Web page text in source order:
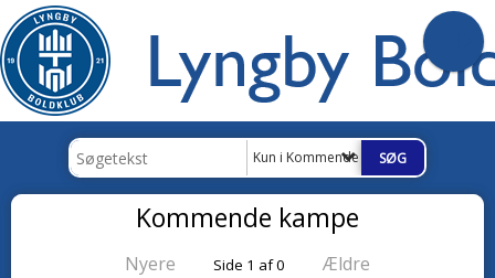
Kun i Kommende kampe
Kommende kampe
Nyere Side 1 af 0 Ældre